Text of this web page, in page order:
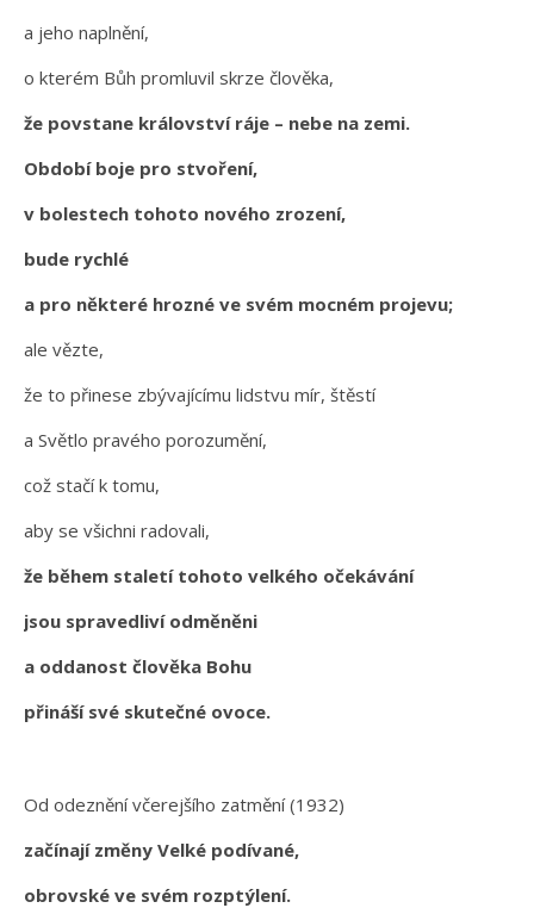
a jeho naplnění,
o kterém Bůh promluvil skrze člověka,
že povstane království ráje – nebe na zemi.
Období boje pro stvoření,
v bolestech tohoto nového zrození,
bude rychlé
a pro některé hrozné ve svém mocném projevu;
ale vězte,
že to přinese zbývajícímu lidstvu mír, štěstí
a Světlo pravého porozumění,
což stačí k tomu,
aby se všichni radovali,
že během staletí tohoto velkého očekávání
jsou spravedliví odměněni
a oddanost člověka Bohu
přináší své skutečné ovoce.
Od odeznění včerejšího zatmění (1932)
začínají změny Velké podívané,
obrovské ve svém rozptýlení.